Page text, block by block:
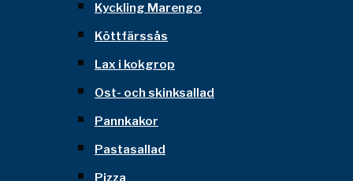
Kyckling Marengo
Köttfärssås
Lax i kokgrop
Ost- och skinksallad
Pannkakor
Pastasallad
Pizza